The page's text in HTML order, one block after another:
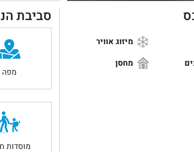
מיזוג אוויר
מחסן
סביבת
מפה
מוסדות